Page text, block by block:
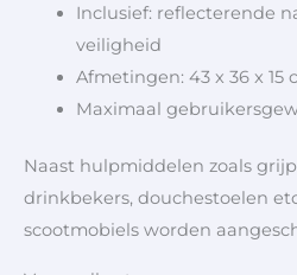
Inclusief: reflecterende
veiligheid
Afmetingen: 43 x 36 x 15
Maximaal
Naast hulpmiddelen zoals
drinkbekers, douchestoelen
scootmobiels worden